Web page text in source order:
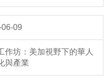
09
作坊：美加視野下的華人
與產業